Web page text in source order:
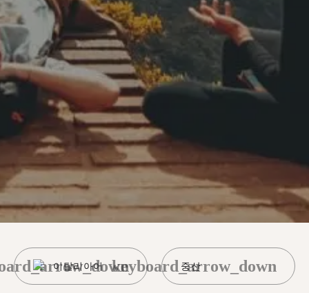
이탈리아어 중산
keyboard_arrow_down